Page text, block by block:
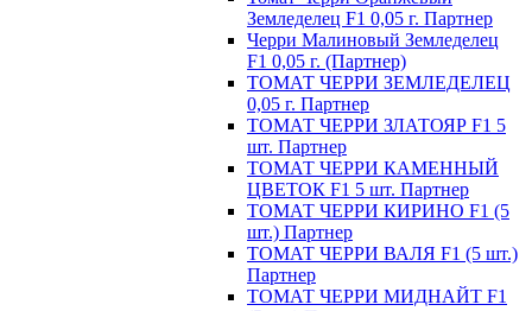
Земледелец F1 0,05 г. Партнер
Черри Малиновый Земледелец
F1 0,05 г. (Партнер)
ТОМАТ ЧЕРРИ ЗЕМЛЕДЕЛЕЦ
0,05 г. Партнер
ТОМАТ ЧЕРРИ ЗЛАТОЯР F1 5
шт. Партнер
ТОМАТ ЧЕРРИ КАМЕННЫЙ
ЦВЕТОК F1 5 шт. Партнер
ТОМАТ ЧЕРРИ КИРИНО F1 (5
шт.) Партнер
ТОМАТ ЧЕРРИ ВАЛЯ F1 (5 шт.)
Партнер
ТОМАТ ЧЕРРИ МИДНАЙТ F1